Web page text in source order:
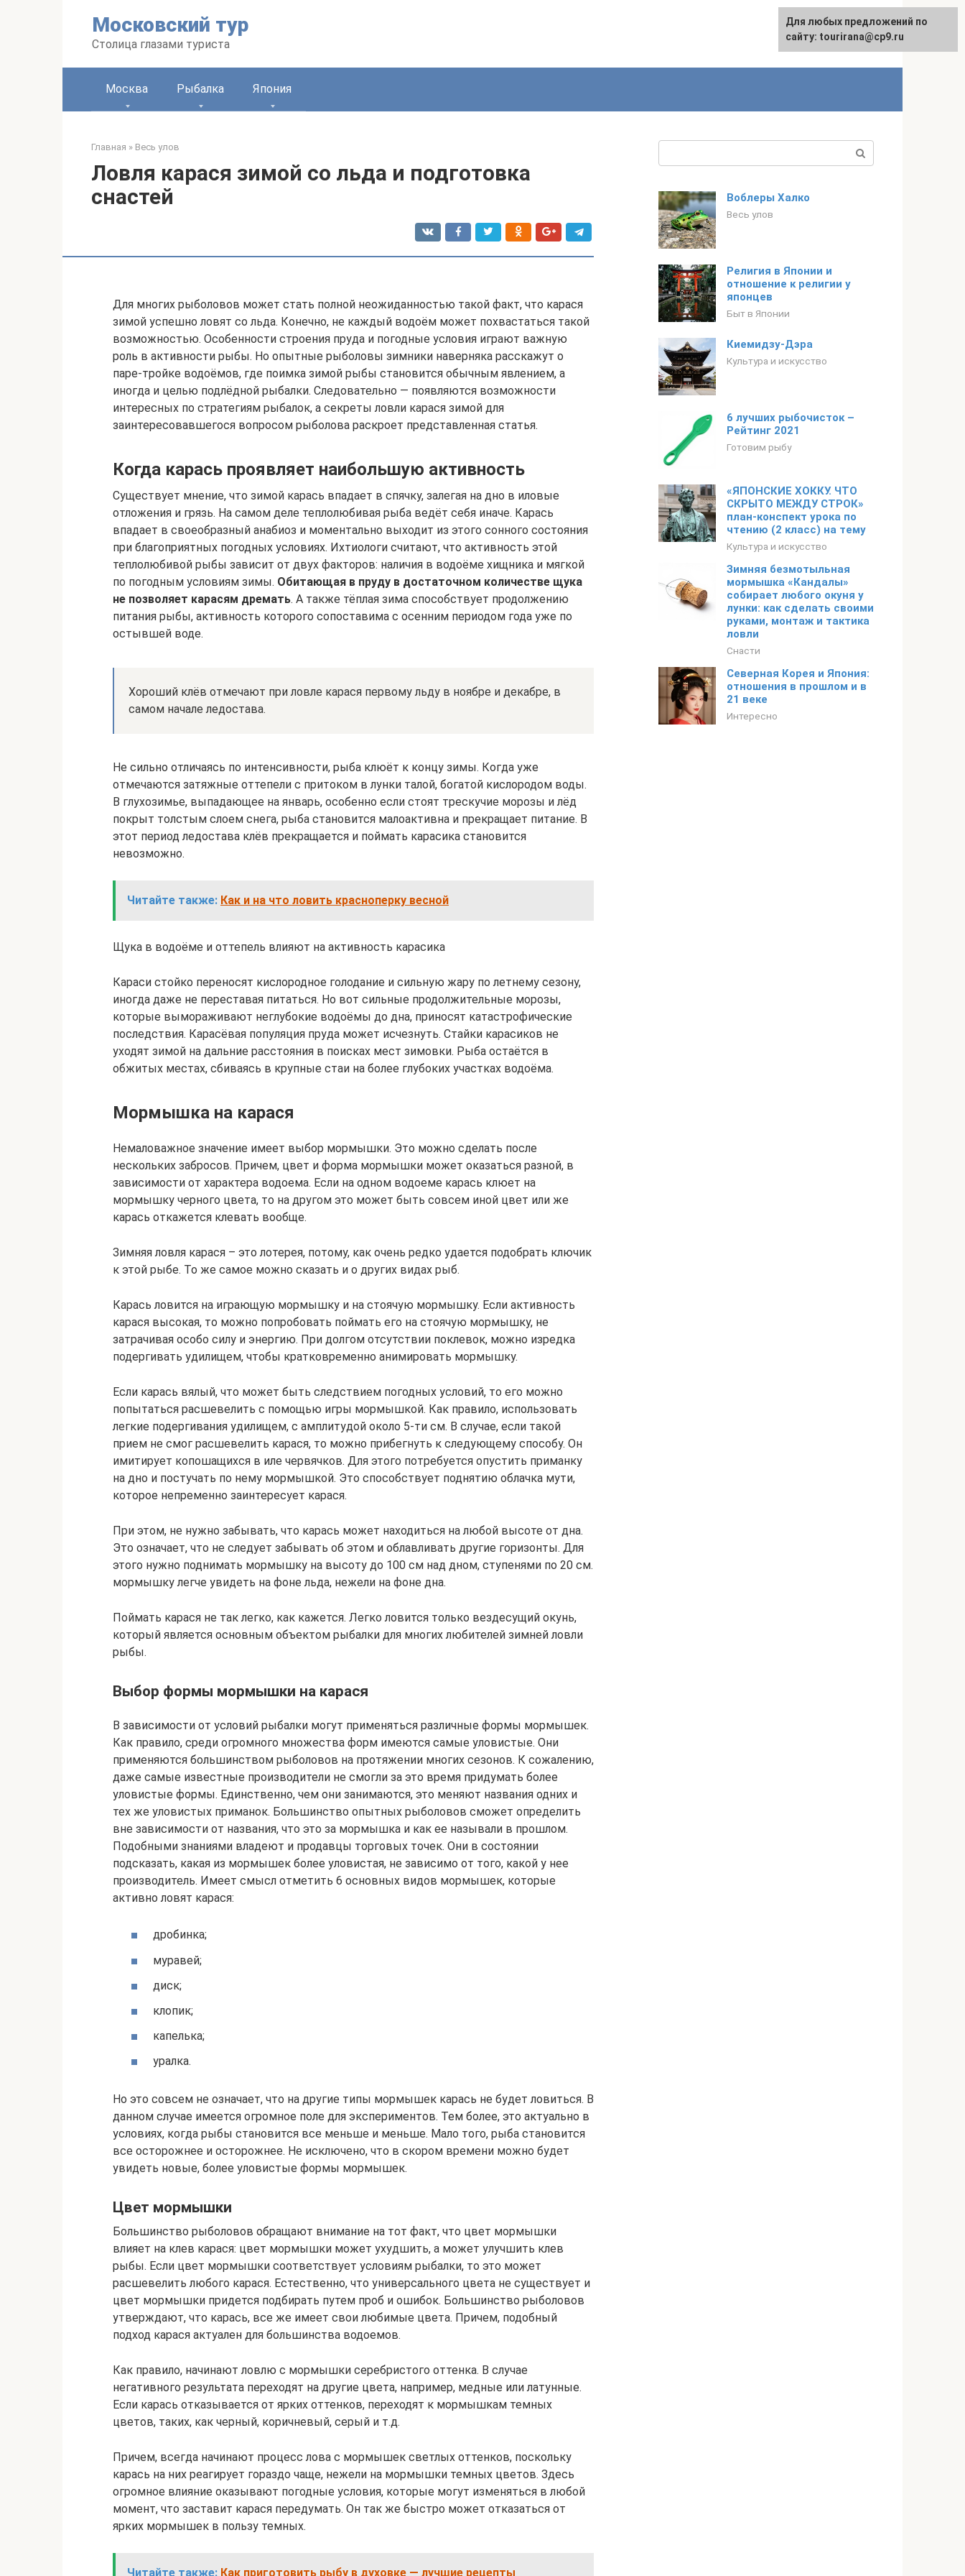
Московский тур
Столица глазами туриста
English
Москва Рыбалка Япония
Главная » Весь улов
Ловля карася зимой со льда и подготовка
снастей
Для многих рыболовов может стать полной неожиданностью такой факт, что карася
зимой успешно ловят со льда. Конечно, не каждый водоём может похвастаться такой
возможностью. Особенности строения пруда и погодные условия играют важную
роль в активности рыбы. Но опытные рыболовы зимники наверняка расскажут о
паре-тройке водоёмов, где поимка зимой рыбы становится обычным явлением, а
иногда и целью подлёдной рыбалки. Следовательно — появляются возможности
интересных по стратегиям рыбалок, а секреты ловли карася зимой для
заинтересовавшегося вопросом рыболова раскроет представленная статья.
Когда карась проявляет наибольшую активность
Существует мнение, что зимой карась впадает в спячку, залегая на дно в иловые
отложения и грязь. На самом деле теплолюбивая рыба ведёт себя иначе. Карась
впадает в своеобразный анабиоз и моментально выходит из этого сонного состояния
при благоприятных погодных условиях. Ихтиологи считают, что активность этой
теплолюбивой рыбы зависит от двух факторов: наличия в водоёме хищника и мягкой
по погодным условиям зимы. Обитающая в пруду в достаточном количестве щука
не позволяет карасям дремать. А также тёплая зима способствует продолжению
питания рыбы, активность которого сопоставима с осенним периодом года уже по
остывшей воде.
Хороший клёв отмечают при ловле карася первому льду в ноябре и декабре, в
самом начале ледостава.
Не сильно отличаясь по интенсивности, рыба клюёт к концу зимы. Когда уже
отмечаются затяжные оттепели с притоком в лунки талой, богатой кислородом воды.
В глухозимье, выпадающее на январь, особенно если стоят трескучие морозы и лёд
покрыт толстым слоем снега, рыба становится малоактивна и прекращает питание. В
этот период ледостава клёв прекращается и поймать карасика становится
невозможно.
Читайте также: Как и на что ловить красноперку весной
Щука в водоёме и оттепель влияют на активность карасика
Караси стойко переносят кислородное голодание и сильную жару по летнему сезону,
иногда даже не переставая питаться. Но вот сильные продолжительные морозы,
которые вымораживают неглубокие водоёмы до дна, приносят катастрофические
последствия. Карасёвая популяция пруда может исчезнуть. Стайки карасиков не
уходят зимой на дальние расстояния в поисках мест зимовки. Рыба остаётся в
обжитых местах, сбиваясь в крупные стаи на более глубоких участках водоёма.
Мормышка на карася
Немаловажное значение имеет выбор мормышки. Это можно сделать после
нескольких забросов. Причем, цвет и форма мормышки может оказаться разной, в
зависимости от характера водоема. Если на одном водоеме карась клюет на
мормышку черного цвета, то на другом это может быть совсем иной цвет или же
карась откажется клевать вообще.
Зимняя ловля карася – это лотерея, потому, как очень редко удается подобрать ключик
к этой рыбе. То же самое можно сказать и о других видах рыб.
Карась ловится на играющую мормышку и на стоячую мормышку. Если активность
карася высокая, то можно попробовать поймать его на стоячую мормышку, не
затрачивая особо силу и энергию. При долгом отсутствии поклевок, можно изредка
подергивать удилищем, чтобы кратковременно анимировать мормышку.
Если карась вялый, что может быть следствием погодных условий, то его можно
попытаться расшевелить с помощью игры мормышкой. Как правило, использовать
легкие подергивания удилищем, с амплитудой около 5-ти см. В случае, если такой
прием не смог расшевелить карася, то можно прибегнуть к следующему способу. Он
имитирует копошащихся в иле червячков. Для этого потребуется опустить приманку
на дно и постучать по нему мормышкой. Это способствует поднятию облачка мути,
которое непременно заинтересует карася.
При этом, не нужно забывать, что карась может находиться на любой высоте от дна.
Это означает, что не следует забывать об этом и облавливать другие горизонты. Для
этого нужно поднимать мормышку на высоту до 100 см над дном, ступенями по 20 см.
мормышку легче увидеть на фоне льда, нежели на фоне дна.
Поймать карася не так легко, как кажется. Легко ловится только вездесущий окунь,
который является основным объектом рыбалки для многих любителей зимней ловли
рыбы.
Выбор формы мормышки на карася
В зависимости от условий рыбалки могут применяться различные формы мормышек.
Как правило, среди огромного множества форм имеются самые уловистые. Они
применяются большинством рыболовов на протяжении многих сезонов. К сожалению,
даже самые известные производители не смогли за это время придумать более
уловистые формы. Единственно, чем они занимаются, это меняют названия одних и
тех же уловистых приманок. Большинство опытных рыболовов сможет определить
вне зависимости от названия, что это за мормышка и как ее называли в прошлом.
Подобными знаниями владеют и продавцы торговых точек. Они в состоянии
подсказать, какая из мормышек более уловистая, не зависимо от того, какой у нее
производитель. Имеет смысл отметить 6 основных видов мормышек, которые
активно ловят карася:
дробинка;
муравей;
диск;
клопик;
капелька;
уралка.
Но это совсем не означает, что на другие типы мормышек карась не будет ловиться. В
данном случае имеется огромное поле для экспериментов. Тем более, это актуально в
условиях, когда рыбы становится все меньше и меньше. Мало того, рыба становится
все осторожнее и осторожнее. Не исключено, что в скором времени можно будет
увидеть новые, более уловистые формы мормышек.
Цвет мормышки
Большинство рыболовов обращают внимание на тот факт, что цвет мормышки
влияет на клев карася: цвет мормышки может ухудшить, а может улучшить клев
рыбы. Если цвет мормышки соответствует условиям рыбалки, то это может
расшевелить любого карася. Естественно, что универсального цвета не существует и
цвет мормышки придется подбирать путем проб и ошибок. Большинство рыболовов
утверждают, что карась, все же имеет свои любимые цвета. Причем, подобный
подход карася актуален для большинства водоемов.
Как правило, начинают ловлю с мормышки серебристого оттенка. В случае
негативного результата переходят на другие цвета, например, медные или латунные.
Если карась отказывается от ярких оттенков, переходят к мормышкам темных
цветов, таких, как черный, коричневый, серый и т.д.
Причем, всегда начинают процесс лова с мормышек светлых оттенков, поскольку
карась на них реагирует гораздо чаще, нежели на мормышки темных цветов. Здесь
огромное влияние оказывают погодные условия, которые могут изменяться в любой
момент, что заставит карася передумать. Он так же быстро может отказаться от
ярких мормышек в пользу темных.
Читайте также: Как приготовить рыбу в духовке — лучшие рецепты
Воблеры Халко
Весь улов
Религия в Японии и
отношение к религии у
японцев
Быт в Японии
Киемидзу-Дэра
Культура и искусство
6 лучших рыбочисток –
Рейтинг 2021
Готовим рыбу
«ЯПОНСКИЕ ХОККУ. ЧТО
СКРЫТО МЕЖДУ СТРОК»
план-конспект урока по
чтению (2 класс) на тему
Культура и искусство
Зимняя безмотыльная
мормышка «Кандалы»
собирает любого окуня у
лунки: как сделать своими
руками, монтаж и тактика
ловли
Снасти
Северная Корея и Япония:
отношения в прошлом и в
21 веке
Интересно
Для любых предложений по
сайту: tourirana@cp9.ru